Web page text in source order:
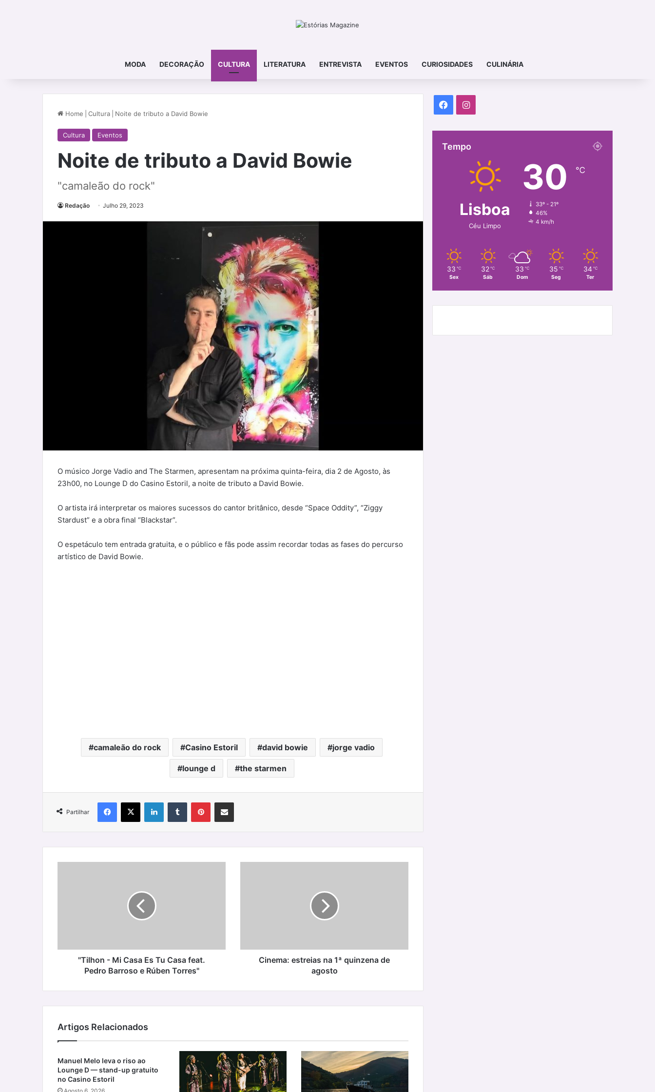
MODA DECORAÇÃO CULTURA LITERATURA ENTREVISTA EVENTOS CURIOSIDADES CULINÁRIA
Home Cultura Noite de tributo a David Bowie
Cultura Eventos
Noite de tributo a David Bowie
"camaleão do rock"
Redação Julho 29, 2023
O músico Jorge Vadio and The Starmen, apresentam na próxima quinta-feira, dia 2 de Agosto, às
23h00, no Lounge D do Casino Estoril, a noite de tributo a David Bowie.
O artista irá interpretar os maiores sucessos do cantor britânico, desde “Space Oddity”, “Ziggy
Stardust” e a obra final “Blackstar”.
O espetáculo tem entrada gratuita, e o público e fãs pode assim recordar todas as fases do percurso
artístico de David Bowie.
camaleão do rock Casino Estoril david bowie jorge vadio
lounge d the starmen
Partilhar
Facebook
X LinkedInTumblr PinterestPartilhar Via Email
Pedro
Barroso
Torres"
"Tilhon - Mi Casa Es Tu Casa feat.
Pedro Barroso e Rúben Torres"
Cinema: estreias na 1ª quinzena de
agosto
Artigos Relacionados
Manuel Melo leva o riso ao
Lounge D — stand-up gratuito
no Casino Estoril
FacebookInstagram
Tempo
Lisboa
Céu Limpo
30 ℃
33º - 21º
46%
4 km/h
33 ℃
Sex
32 ℃
Sáb
33 ℃
Dom
35 ℃
Seg
34 ℃
Ter